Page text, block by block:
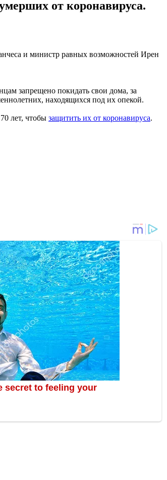
от коронавируса.
и министр равных возможностей Ирен
запрещено покидать свои дома, за
находящихся под их опекой.
лет, чтобы защитить их от коронавируса.